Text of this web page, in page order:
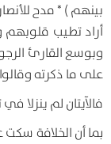
بينهم ) * مدح
أراد تطيب
وبوسع القارئ
على ما ذكرته
فالآيتان لم ينزلا